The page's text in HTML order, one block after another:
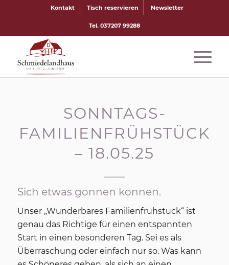
Kontakt Tisch reservieren Newsletter
Tel. 037207 99288
SONNTAGS-
FAMILIENFRÜHSTÜCK
– 18.05.25
Sich etwas gönnen können.
Unser „Wunderbares Familienfrühstück“ ist
genau das Richtige für einen entspannten
Start in einen besonderen Tag. Sei es als
Überraschung oder einfach nur so. Was kann